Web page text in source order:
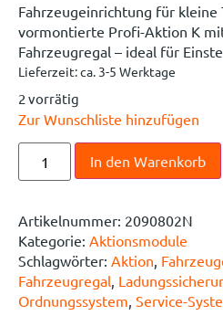
Fahrzeugeinrichtung für kleine
vormontierte Profi-Aktion K
Fahrzeugregal – ideal für
Lieferzeit:ca. 3-5 Werktage
2 vorrätig
Zur Wunschliste hinzufügen
In den Warenkorb
Artikelnummer: 2090802N
Kategorie: Aktionsmodule
Schlagwörter: Aktion
Fahrzeugregal
Ordnungssystem Service-